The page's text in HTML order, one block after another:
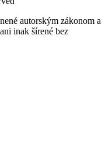
autorským zákonom a
inak šírené bez